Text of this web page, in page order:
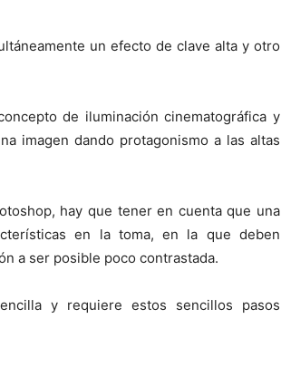
un efecto de clave alta y otro
de iluminación cinematográfica y
imagen dando protagonismo a las altas
hay que tener en cuenta que una
en la toma, en la que deben
a ser posible poco contrastada.
y requiere estos sencillos pasos